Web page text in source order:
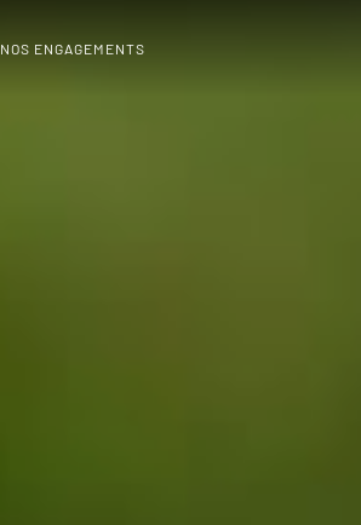
NOS ENGAGEMENTS